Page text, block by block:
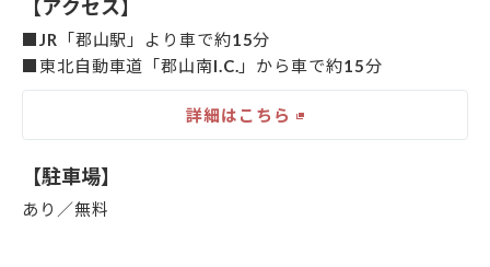
【アクセス】
■JR「郡山駅」より車で約15分
■東北自動車道「郡山南I.C.」から車で約15分
詳細はこちら
【駐車場】
あり／無料